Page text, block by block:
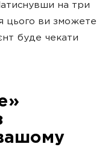
на три
цього ви зможете
буде чекати